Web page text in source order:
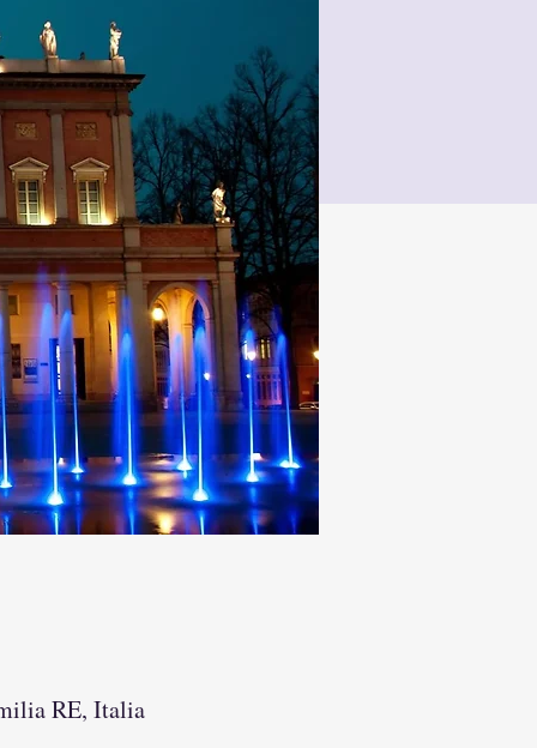
RE, Italia